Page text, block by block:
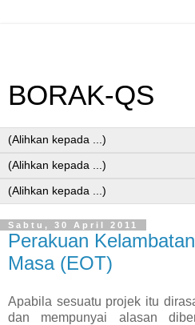
BORAK-QS
Sabtu, 30 April 2011
Perakuan
Masa (EOT)
Apabila sesuatu projek itu
dan mempunyai alasan